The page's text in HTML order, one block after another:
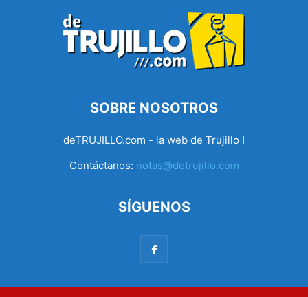
SOBRE NOSOTROS
deTRUJILLO.com - la web de Trujillo !
Contáctanos: notas@detrujillo.com
SÍGUENOS